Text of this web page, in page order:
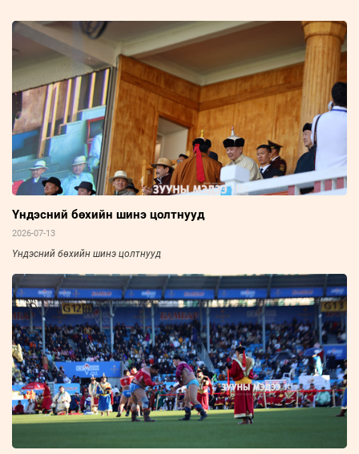
Үндэсний бөхийн шинэ цолтнууд
2026-07-13
Үндэсний бөхийн шинэ цолтнууд